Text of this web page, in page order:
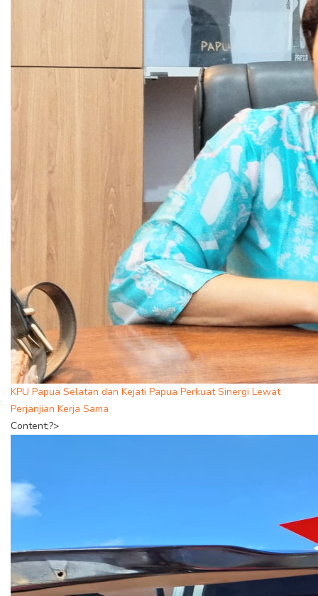
KPU Papua Selatan dan Kejati Papua Perkuat Sinergi Lewat
Perjanjian Kerja Sama
Content;?>